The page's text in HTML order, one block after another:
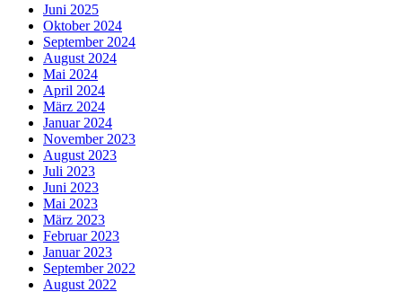
Juni 2025
Oktober 2024
September 2024
August 2024
Mai 2024
April 2024
März 2024
Januar 2024
November 2023
August 2023
Juli 2023
Juni 2023
Mai 2023
März 2023
Februar 2023
Januar 2023
September 2022
August 2022